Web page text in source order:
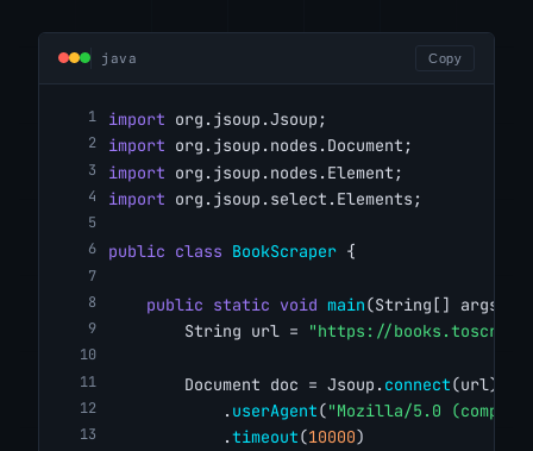
java Copy
import org.jsoup.Jsoup;
import org.jsoup.nodes.Document;
import org.jsoup.nodes.Element;
import org.jsoup.select.Elements;
public class BookScraper {
public static void main(String[] args)
        String url =
"https://
        Document doc = Jsoup.
connect(url)
            .
userAgent("Mozilla/5.0
            .
timeout(10000)